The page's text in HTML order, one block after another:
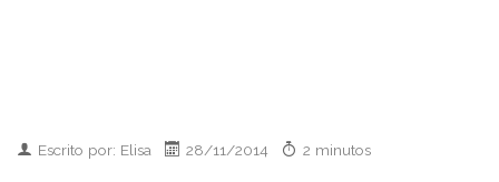
Escrito por: Elisa 28/11/2014 2 minutos